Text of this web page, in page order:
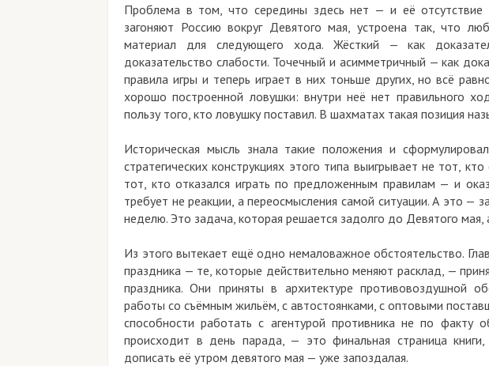
Проблема в том, что середины здесь нет — и её отсутствие
загоняют Россию вокруг Девятого мая, устроена так, что
материал для следующего хода. Жёсткий — как
доказательство слабости. Точечный и асимметричный — как
правила игры и теперь играет в них тоньше других, но всё
хорошо построенной ловушки: внутри неё нет правильного
пользу того, кто ловушку поставил. В шахматах такая позиция
Историческая мысль знала такие положения и
стратегических конструкциях этого типа выигрывает не тот,
тот, кто отказался играть по предложенным правилам — и
требует не реакции, а переосмысления самой ситуации. А это —
неделю. Это задача, которая решается задолго до Девятого
Из этого вытекает ещё одно немаловажное обстоятельство.
праздника — те, которые действительно меняют расклад, —
праздника. Они приняты в архитектуре противовоздушной
работы со съёмным жильём, с автостоянками, с оптовыми
способности работать с агентурой противника не по факту
происходит в день парада, — это финальная страница
дописать её утром девятого мая — уже запоздалая.